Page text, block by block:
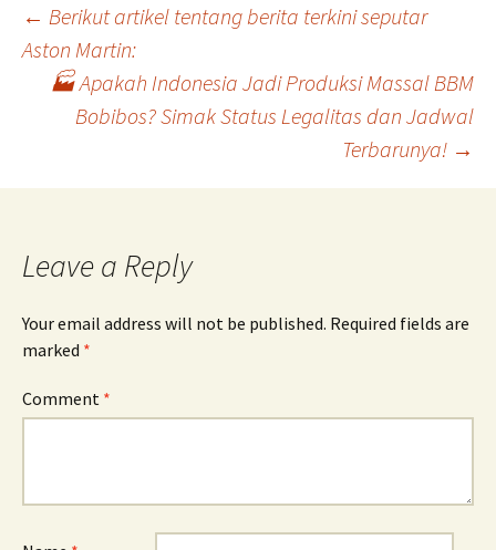
Post
navigation
← Berikut artikel tentang berita terkini seputar
Aston Martin:
🏭 Apakah Indonesia Jadi Produksi Massal BBM
Bobibos? Simak Status Legalitas dan Jadwal
Terbarunya! →
Leave a Reply
Your email address will not be published. Required fields are
marked *
Comment *